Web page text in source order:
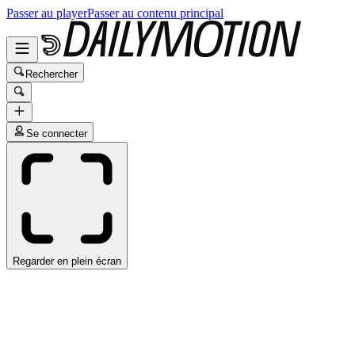
Passer au playerPasser au contenu principal
Rechercher
Se connecter
Regarder en plein écran